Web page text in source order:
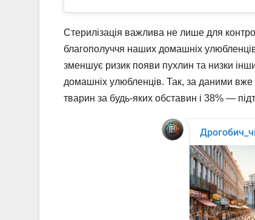
Стерилізація важлива не лише для
благополуччя наших домашніх
зменшує ризик появи пухлин та низки
домашніх улюбленців. Так, за даними вже
тварин за будь-яких обставин і 38% —